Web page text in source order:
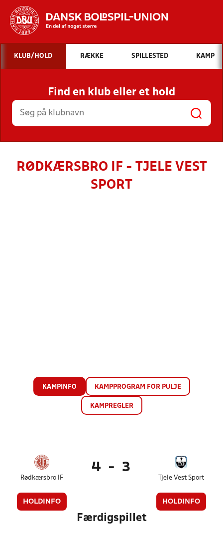
Hvad vil du søge efter?
INDHOLD OG NYHEDER
STILLINGER, RESULTATER, KLUBBER OG
HOLD
KLUB/HOLD RÆKKE SPILLESTED KAMP
Find en klub eller et hold
RØDKÆRSBRO IF - TJELE VEST
SPORT
KAMPINFO KAMPPROGRAM FOR PULJE
KAMPREGLER
Rødkærsbro IF
HOLDINFO
4 - 3
Tjele Vest Sport
HOLDINFO
Færdigspillet